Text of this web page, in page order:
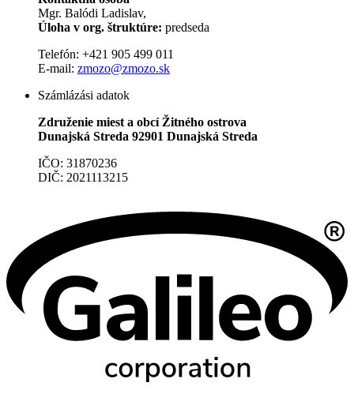
Mgr. Balódi Ladislav,
Úloha v org. štruktúre: predseda
Telefón: +421 905 499 011
E-mail: zmozo@zmozo.sk
Számlázási adatok
Združenie miest a obcí Žitného ostrova
Dunajská Streda 92901 Dunajská Streda
IČO: 31870236
DIČ: 2021113215